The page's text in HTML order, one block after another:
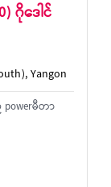
ဂိုဒေါင်
Yangon
မီတာ